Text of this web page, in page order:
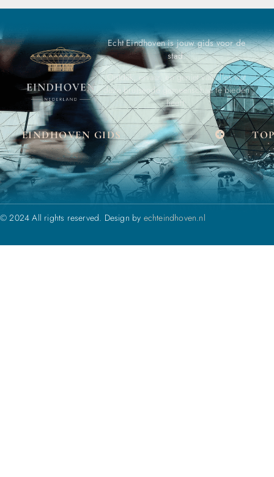
EINDHOVEN GIDS
Echt Eindhoven is jouw gids voor de
stad.
Ontdek, ervaar, en geniet van alles wat
deze bruisende gemeenschap te bieden
heeft.
© 2024 All rights reserved. Design by echteindhoven.nl